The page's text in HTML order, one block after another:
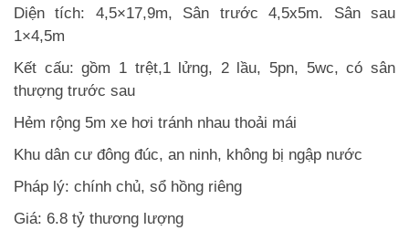
Diện tích: 4,5×17,9m, Sân trước 4,5x5m. Sân sau
1×4,5m
Kết cấu: gồm 1 trệt,1 lửng, 2 lầu, 5pn, 5wc, có sân
thượng trước sau
Hẻm rộng 5m xe hơi tránh nhau thoải mái
Khu dân cư đông đúc, an ninh, không bị ngập nước
Pháp lý: chính chủ, sổ hồng riêng
Giá: 6.8 tỷ thương lượng